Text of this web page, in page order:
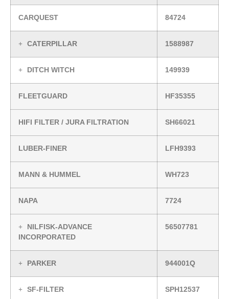
CARQUEST 84724
CATERPILLAR 1588987
DITCH WITCH 149939
FLEETGUARD HF35355
HIFI FILTER / JURA FILTRATION SH66021
LUBER-FINER LFH9393
MANN & HUMMEL WH723
NAPA 7724
NILFISK-ADVANCE
INCORPORATED
56507781
PARKER 944001Q
SF-FILTER SPH12537